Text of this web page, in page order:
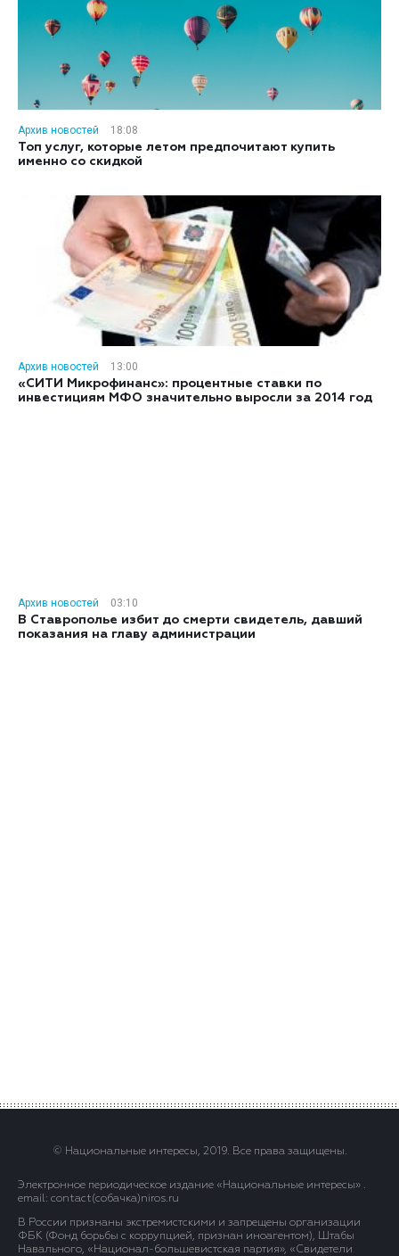
Архив новостей
18:08
Топ услуг, которые летом предпочитают купить
именно со скидкой
Архив новостей
13:00
«СИТИ Микрофинанс»: процентные ставки по
инвестициям МФО значительно выросли за 2014 год
Архив новостей
03:10
В Ставрополье избит до смерти свидетель, давший
показания на главу администрации
© Национальные интересы, 2019. Все права защищены.
Электронное периодическое издание «Национальные интересы» .
email: contact(сoбaчка)niros.ru
В России признаны экстремистскими и запрещены организации
ФБК (Фонд борьбы с коррупцией, признан иноагентом), Штабы
Навального, «Национал-большевистская партия», «Свидетели